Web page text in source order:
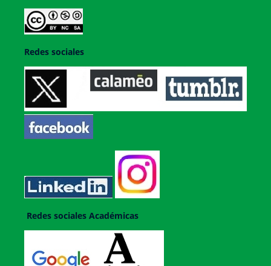
Redes sociales
Redes sociales Académicas